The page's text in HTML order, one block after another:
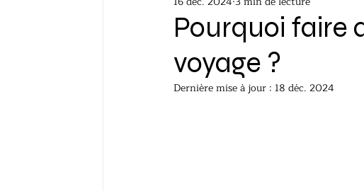
Pourquoi faire
voyage ?
Dernière mise à jour : 18 déc. 2024